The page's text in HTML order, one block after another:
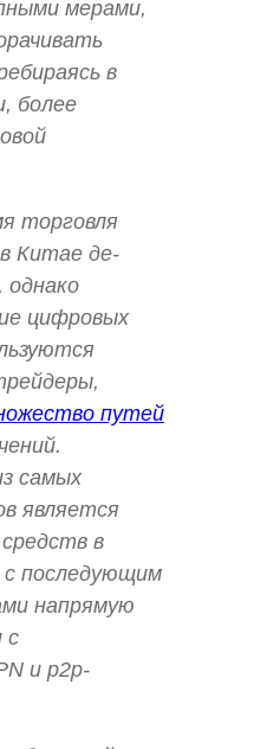
мерами,
в
более
торговля
Китае де-
цифровых
путей
самых
является
в
с последующим
напрямую
с
и p2p-